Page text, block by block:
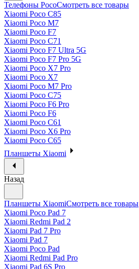
Телефоны PocoСмотреть все товары
Xiaomi Poco C85
Xiaomi Poco M7
Xiaomi Poco F7
Xiaomi Poco C71
Xiaomi Poco F7 Ultra 5G
Xiaomi Poco F7 Pro 5G
Xiaomi Poco X7 Pro
Xiaomi Poco X7
Xiaomi Poco M7 Pro
Xiaomi Poco C75
Xiaomi Poco F6 Pro
Xiaomi Poco F6
Xiaomi Poco C61
Xiaomi Poco X6 Pro
Xiaomi Poco C65
Планшеты Xiaomi
Назад
Планшеты XiaomiСмотреть все товары
Xiaomi Poco Pad 7
Xiaomi Redmi Pad 2
Xiaomi Pad 7 Pro
Xiaomi Pad 7
Xiaomi Poco Pad
Xiaomi Redmi Pad Pro
Xiaomi Pad 6S Pro